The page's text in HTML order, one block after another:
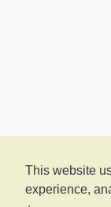
This website
experience,